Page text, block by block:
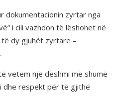
dokumentacionin zyrtar nga
i cili vazhdon të lëshohet në
dy gjuhët zyrtare –
vetëm një dëshmi më shumë
dhe respekt për të gjithë